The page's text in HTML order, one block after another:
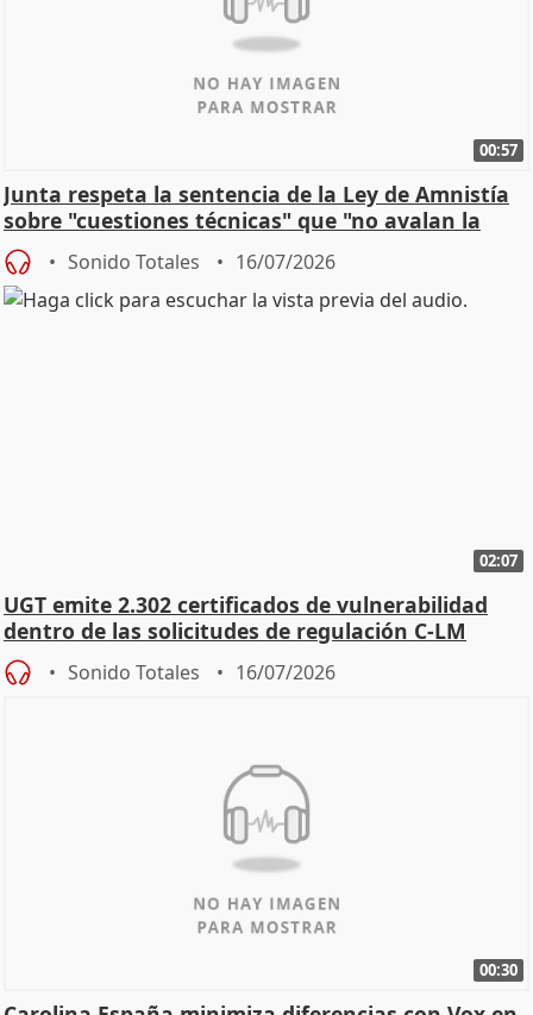
00:57
Junta respeta la sentencia de la Ley de Amnistía
sobre "cuestiones técnicas" que "no avalan la
const
Sonido Totales 16/07/2026
02:07
UGT emite 2.302 certificados de vulnerabilidad
dentro de las solicitudes de regulación C-LM
Sonido Totales 16/07/2026
00:30